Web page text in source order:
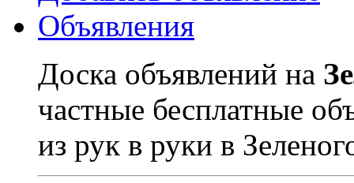
Объявления
Доска объявлений на
частные бесплатные
из рук в руки в